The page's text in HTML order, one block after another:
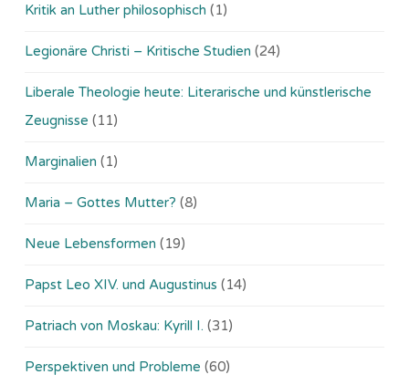
Kritik an Luther philosophisch (1)
Legionäre Christi – Kritische Studien (24)
Liberale Theologie heute: Literarische und künstlerische
Zeugnisse (11)
Marginalien (1)
Maria – Gottes Mutter? (8)
Neue Lebensformen (19)
Papst Leo XIV. und Augustinus (14)
Patriach von Moskau: Kyrill I. (31)
Perspektiven und Probleme (60)